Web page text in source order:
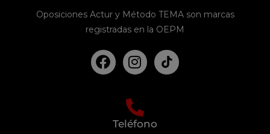
Oposiciones Actur y Método TEMA son marcas
registradas en la OEPM
Teléfono